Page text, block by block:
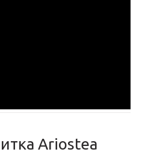
Ariostea